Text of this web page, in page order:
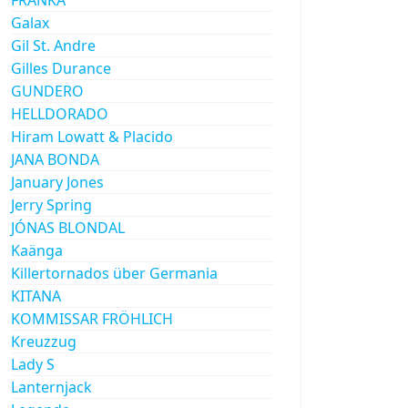
Galax
Gil St. Andre
Gilles Durance
GUNDERO
HELLDORADO
Hiram Lowatt & Placido
JANA BONDA
January Jones
Jerry Spring
JÓNAS BLONDAL
Kaänga
Killertornados über Germania
KITANA
KOMMISSAR FRÖHLICH
Kreuzzug
Lady S
Lanternjack